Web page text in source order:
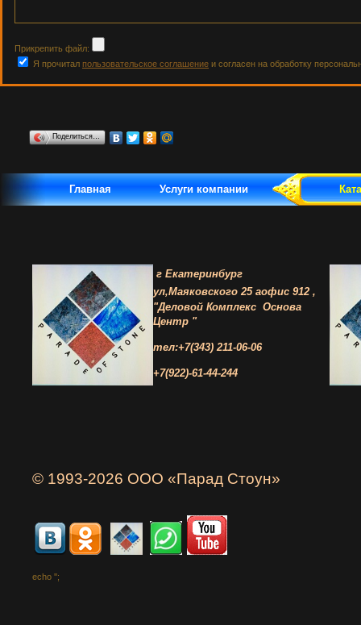
Прикрепить файл:
Я прочитал пользовательское соглашение и согласен на обработку
Поделиться…
Главная Услуги компании
г Екатеринбург
ул,Маяковского 25 аофис 912 ,
"Деловой Комплекс Основа
Центр "
тел:+7(343) 211-06-06
+7(922)-61-44-244
© 1993-2026 ООО «Парад Стоун»
echo '';